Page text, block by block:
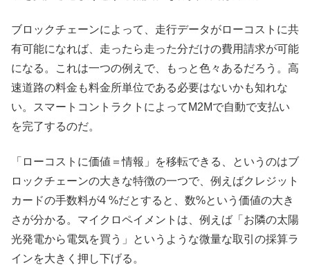
ブロックチェーンによって、走行データがローコストに共
有可能になれば、走ったら走った分だけの費用請求が可能
になる。これは一つの例えで、もっと色々あるだろう。高
速道路の料金も料金所単位である必要はないかも知れな
い。スマートコントラクトによってM2Mで自動で支払い
を完了するのだ。
「ローコストに価値＝情報」を移転できる、というのはブ
ロックチェーンの大きな特徴の一つで、例えばクレジット
カードの手数料が4 %だとすると、数%という価値の大き
さが分かる。マイクロペイメントは、例えば「お隣の太陽
光発電から電気を買う」というような微量な取引の採算ラ
インを大きく押し下げる。